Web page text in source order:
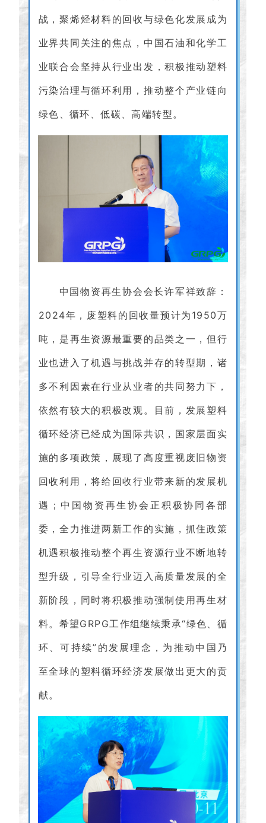
战，聚烯烃材料的回收与绿色化发展成为
业界共同关注的焦点，中国石油和化学工
业联合会坚持从行业出发，积极推动塑料
污染治理与循环利用，推动整个产业链向
绿色、循环、低碳、高端转型。
中国物资再生协会会长许军祥致辞：
2024年，废塑料的回收量预计为1950万
吨，是再生资源最重要的品类之一，但行
业也进入了机遇与挑战并存的转型期，诸
多不利因素在行业从业者的共同努力下，
依然有较大的积极改观。目前，发展塑料
循环经济已经成为国际共识，国家层面实
施的多项政策，展现了高度重视废旧物资
回收利用，将给回收行业带来新的发展机
遇；中国物资再生协会正积极协同各部
委，全力推进两新工作的实施，抓住政策
机遇积极推动整个再生资源行业不断地转
型升级，引导全行业迈入高质量发展的全
新阶段，同时将积极推动强制使用再生材
料。希望GRPG工作组继续秉承“绿色、循
环、可持续”的发展理念，为推动中国乃
至全球的塑料循环经济发展做出更大的贡
献。